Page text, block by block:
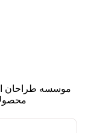
موسسه طراحان